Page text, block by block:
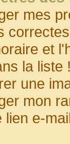
mes
et
la liste
une
mon
e-